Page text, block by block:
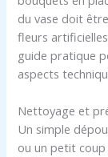
du vase doit
fleurs
guide pratique
aspects
Nettoyage et
Un simple
ou un petit